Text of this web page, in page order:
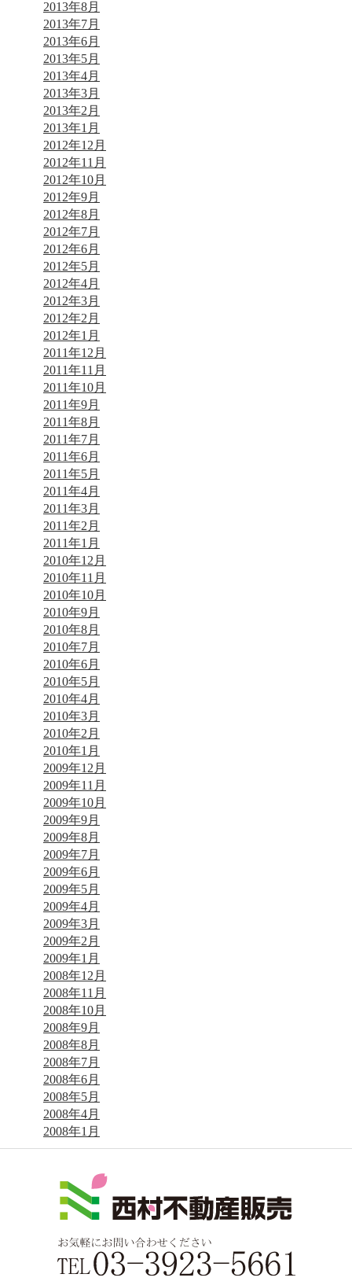
2013年8月
2013年7月
2013年6月
2013年5月
2013年4月
2013年3月
2013年2月
2013年1月
2012年12月
2012年11月
2012年10月
2012年9月
2012年8月
2012年7月
2012年6月
2012年5月
2012年4月
2012年3月
2012年2月
2012年1月
2011年12月
2011年11月
2011年10月
2011年9月
2011年8月
2011年7月
2011年6月
2011年5月
2011年4月
2011年3月
2011年2月
2011年1月
2010年12月
2010年11月
2010年10月
2010年9月
2010年8月
2010年7月
2010年6月
2010年5月
2010年4月
2010年3月
2010年2月
2010年1月
2009年12月
2009年11月
2009年10月
2009年9月
2009年8月
2009年7月
2009年6月
2009年5月
2009年4月
2009年3月
2009年2月
2009年1月
2008年12月
2008年11月
2008年10月
2008年9月
2008年8月
2008年7月
2008年6月
2008年5月
2008年4月
2008年1月